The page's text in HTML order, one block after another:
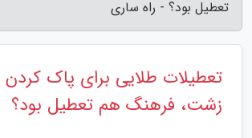
تعطیل بود؟ - راه ساری
تعطیلات طلایی برای پاک
زشت، فرهنگ هم تعطیل بود؟